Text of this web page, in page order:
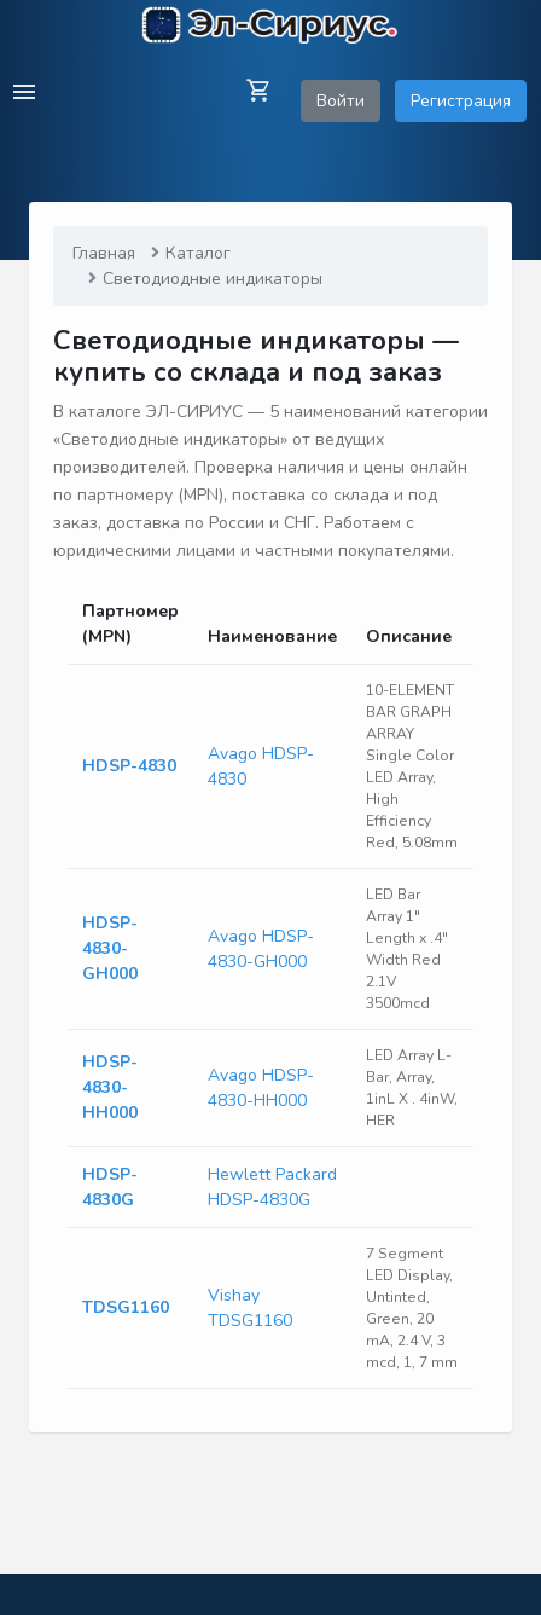
Войти Регистрация
Главная
Каталог
Светодиодные индикаторы
Светодиодные индикаторы —
купить со склада и под заказ
В каталоге ЭЛ-СИРИУС — 5 наименований категории
«Светодиодные индикаторы» от ведущих
производителей. Проверка наличия и цены онлайн
по партномеру (MPN), поставка со склада и под
заказ, доставка по России и СНГ. Работаем с
юридическими лицами и частными покупателями.
Партномер
(MPN)
Наименование Описание
HDSP-4830
Avago HDSP-
4830
10-ELEMENT
BAR GRAPH
ARRAY
Single Color
LED Array,
High
Efficiency
Red, 5.08mm
HDSP-
4830-
GH000
Avago HDSP-
4830-GH000
LED Bar
Array 1"
Length x .4"
Width Red
2.1V
3500mcd
HDSP-
4830-
HH000
Avago HDSP-
4830-HH000
LED Array L-
Bar, Array,
1inL X . 4inW,
HER
HDSP-
4830G
Hewlett Packard
HDSP-4830G
TDSG1160
Vishay
TDSG1160
7 Segment
LED Display,
Untinted,
Green, 20
mA, 2.4 V, 3
mcd, 1, 7 mm